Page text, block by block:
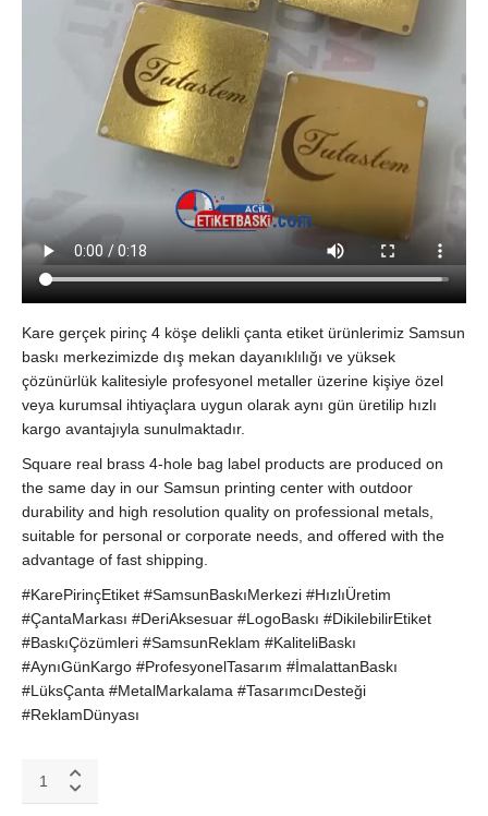
Kare gerçek pirinç 4 köşe delikli çanta etiket ürünlerimiz Samsun
baskı merkezimizde dış mekan dayanıklılığı ve yüksek
çözünürlük kalitesiyle profesyonel metaller üzerine kişiye özel
veya kurumsal ihtiyaçlara uygun olarak aynı gün üretilip hızlı
kargo avantajıyla sunulmaktadır.
Square real brass 4-hole bag label products are produced on
the same day in our Samsun printing center with outdoor
durability and high resolution quality on professional metals,
suitable for personal or corporate needs, and offered with the
advantage of fast shipping.
#KarePirinçEtiket #SamsunBaskıMerkezi #HızlıÜretim
#ÇantaMarkası #DeriAksesuar #LogoBaskı #DikilebilirEtiket
#BaskıÇözümleri #SamsunReklam #KaliteliBaskı
#AynıGünKargo #ProfesyonelTasarım #İmalattanBaskı
#LüksÇanta #MetalMarkalama #TasarımcıDesteği
#ReklamDünyası
Gerçek